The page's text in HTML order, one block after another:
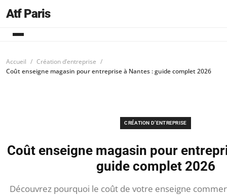
Atf Paris
Accueil
Création d’entreprise
Coût enseigne magasin pour entreprise à Nantes : guide complet 2026
CRÉATION D’ENTREPRISE
Coût enseigne magasin pour
guide complet 2026
Découvrez pourquoi le coût de votre enseigne